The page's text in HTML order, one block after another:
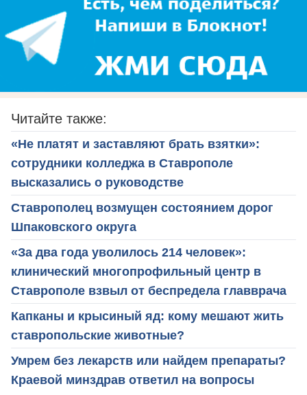
Читайте также:
«Не платят и заставляют брать взятки»:
сотрудники колледжа в Ставрополе
высказались о руководстве
Ставрополец возмущен состоянием дорог
Шпаковского округа
«За два года уволилось 214 человек»:
клинический многопрофильный центр в
Ставрополе взвыл от беспредела главврача
Капканы и крысиный яд: кому мешают жить
ставропольские животные?
Умрем без лекарств или найдем препараты?
Краевой минздрав ответил на вопросы